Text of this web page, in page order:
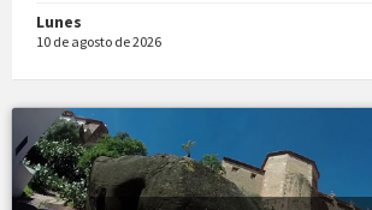
Lunes
10 de agosto de 2026